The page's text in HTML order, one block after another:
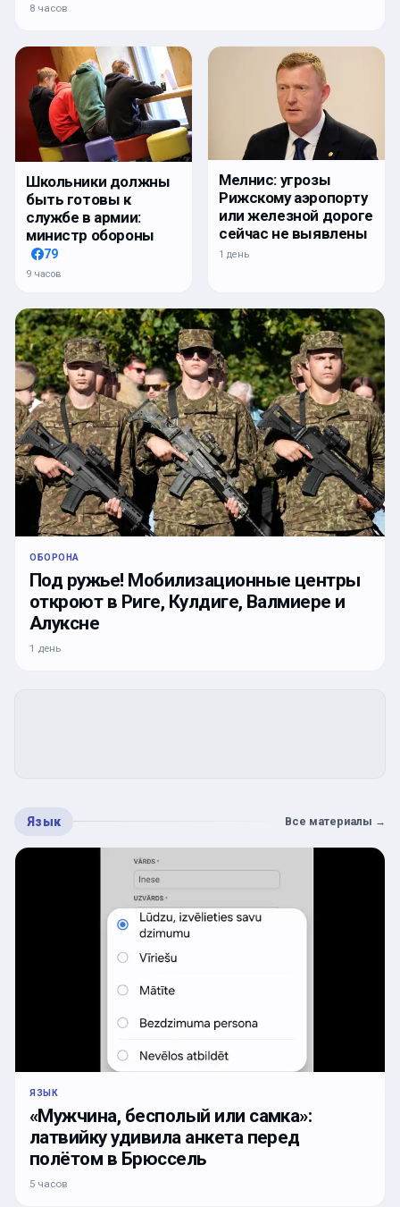
8 часов
Школьники должны
быть готовы к
службе в армии:
министр обороны
79
9 часов
Мелнис: угрозы
Рижскому аэропорту
или железной дороге
сейчас не выявлены
1 день
ОБОРОНА
Под ружье! Мобилизационные центры
откроют в Риге, Кулдиге, Валмиере и
Алуксне
1 день
Язык Все материалы →
ЯЗЫК
«Мужчина, бесполый или самка»:
латвийку удивила анкета перед
полётом в Брюссель
5 часов